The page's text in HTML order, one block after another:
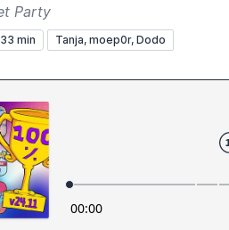
Party
min Tanja, moep0r, Dodo